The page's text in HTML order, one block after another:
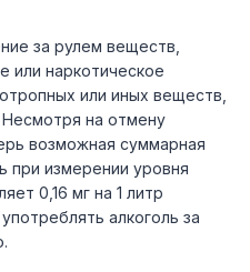
за рулем веществ,
или наркотическое
или иных веществ,
на отмену
возможная суммарная
при измерении уровня
0,16 мг на 1 литр
алкоголь за